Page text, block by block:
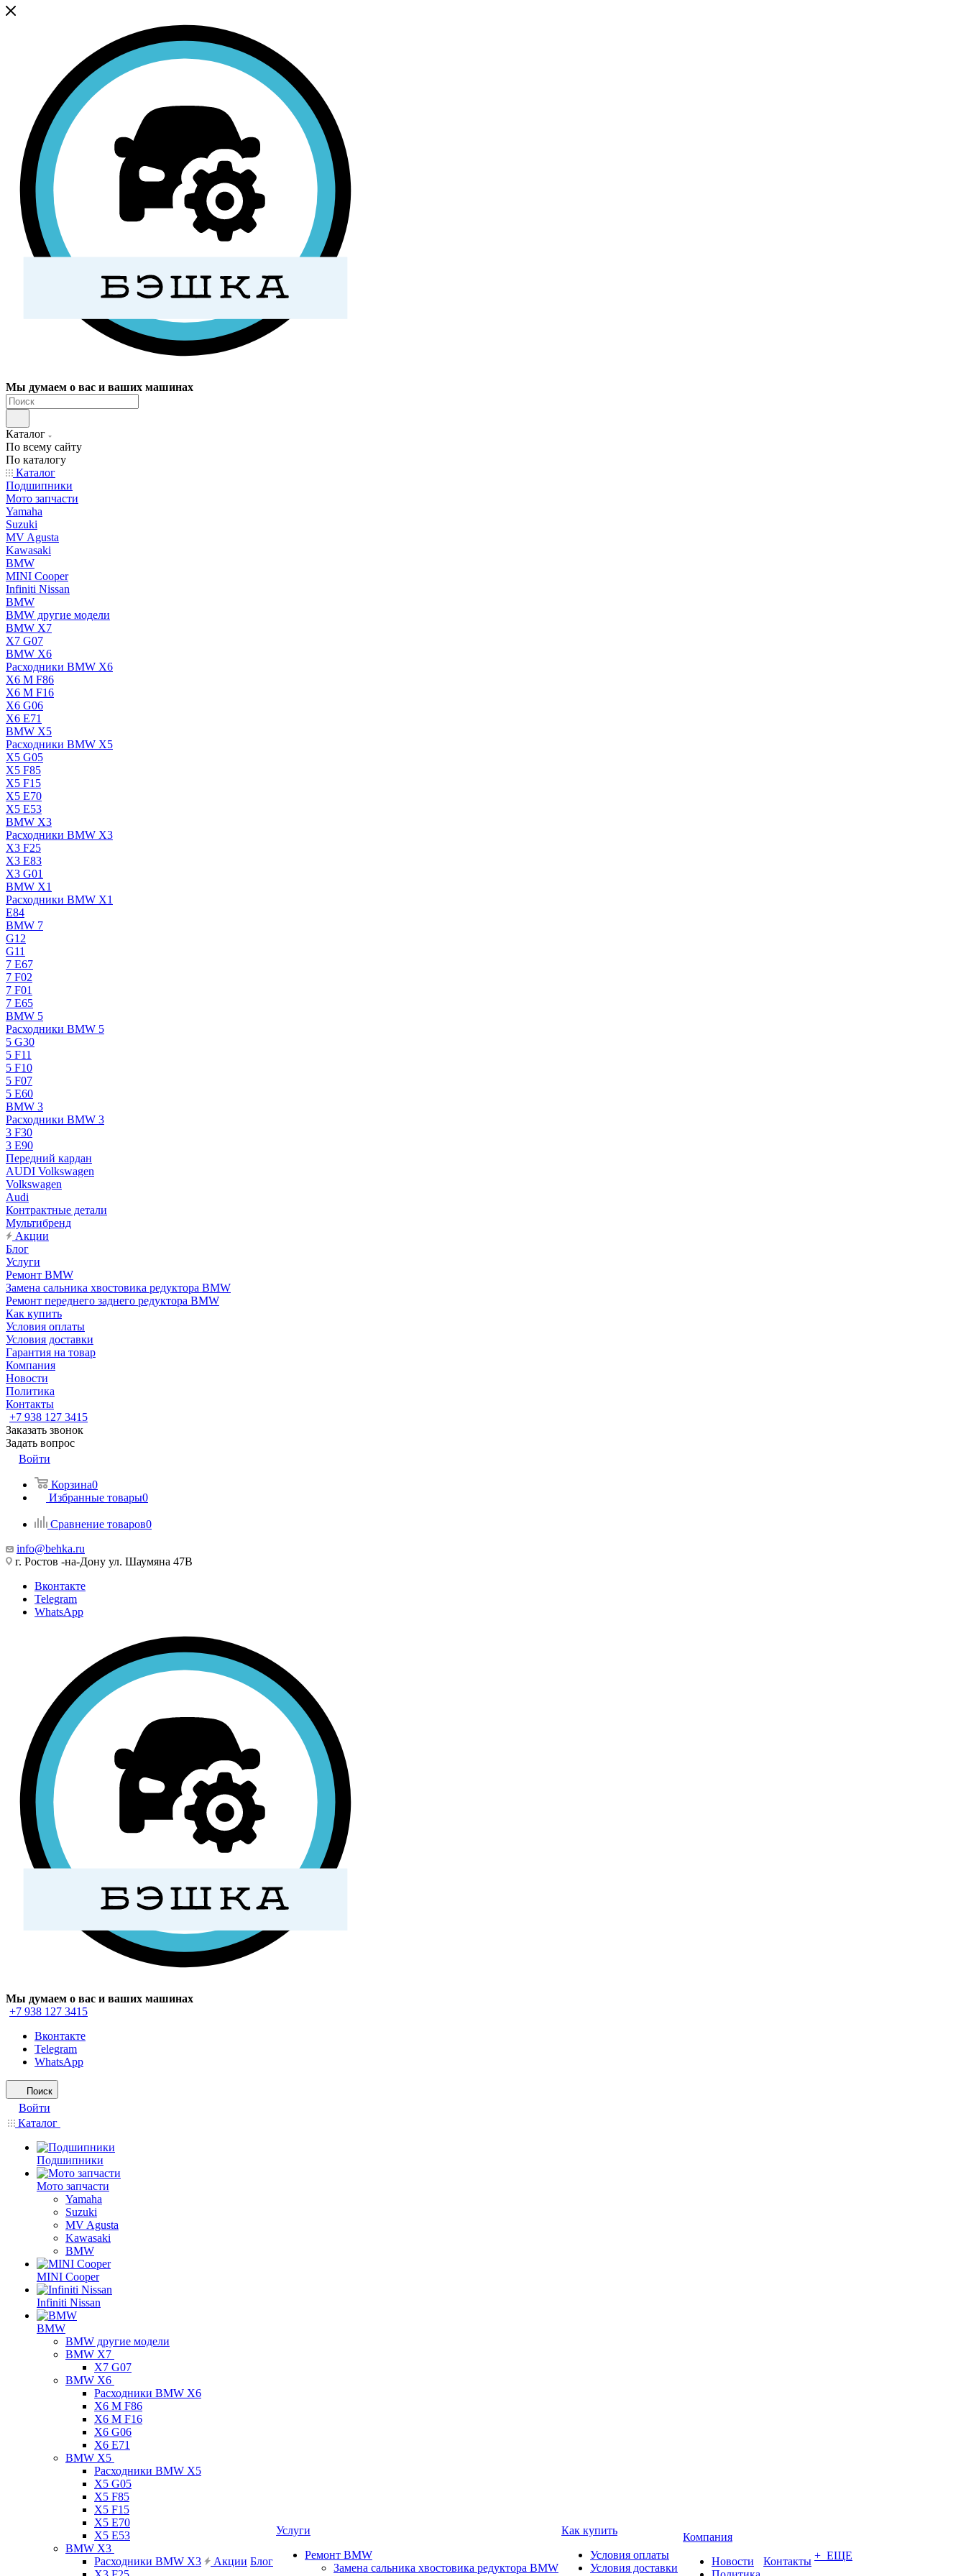
Мы думаем о вас и ваших машинах
Каталог
По всему сайту
По каталогу
Каталог
Подшипники
Мото запчасти
Yamaha
Suzuki
MV Agusta
Kawasaki
BMW
MINI Cooper
Infiniti Nissan
BMW
BMW другие модели
BMW X7
X7 G07
BMW X6
Расходники BMW X6
X6 M F86
X6 M F16
X6 G06
X6 E71
BMW X5
Расходники BMW X5
X5 G05
X5 F85
X5 F15
X5 E70
X5 E53
BMW X3
Расходники BMW X3
X3 F25
X3 E83
X3 G01
BMW X1
Расходники BMW X1
E84
BMW 7
G12
G11
7 Е67
7 F02
7 F01
7 E65
BMW 5
Расходники BMW 5
5 G30
5 F11
5 F10
5 F07
5 E60
BMW 3
Расходники BMW 3
3 F30
3 E90
Передний кардан
AUDI Volkswagen
Volkswagen
Audi
Контрактные детали
Мультибренд
Акции
Блог
Услуги
Ремонт BMW
Замена сальника хвостовика редуктора BMW
Ремонт переднего заднего редуктора BMW
Как купить
Условия оплаты
Условия доставки
Гарантия на товар
Компания
Новости
Политика
Контакты
+7 938 127 3415
Заказать звонок
Задать вопрос
Войти
Корзина0
Избранные товары0
Сравнение товаров0
info@behka.ru
г. Ростов -на-Дону ул. Шаумяна 47В
Вконтакте
Telegram
WhatsApp
Мы думаем о вас и ваших машинах
+7 938 127 3415
Вконтакте
Telegram
WhatsApp
Поиск
Войти
Каталог
Подшипники
Мото запчасти
Yamaha
Suzuki
MV Agusta
Kawasaki
BMW
MINI Cooper
Infiniti Nissan
BMW
BMW другие модели
BMW X7
X7 G07
BMW X6
Расходники BMW X6
X6 M F86
X6 M F16
X6 G06
X6 E71
BMW X5
Расходники BMW X5
X5 G05
X5 F85
X5 F15
X5 E70
X5 E53
BMW X3
Расходники BMW X3
Акции Блог
Услуги
Ремонт BMW
Замена сальника хвостовика редуктора BMW
Как купить
Условия оплаты
Условия доставки
Компания
Новости
Контакты + ЕЩЕ